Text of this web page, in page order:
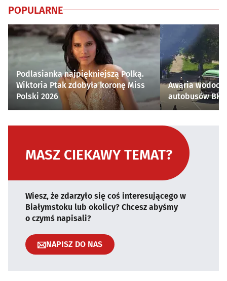
POPULARNE
Podlasianka najpiękniejszą Polką.
Wiktoria Ptak zdobyła koronę Miss
Polski 2026
Awaria
autobusów
MASZ CIEKAWY TEMAT?
Wiesz, że zdarzyło się coś interesującego w
Białymstoku lub okolicy? Chcesz abyśmy
o czymś napisali?
NAPISZ DO NAS